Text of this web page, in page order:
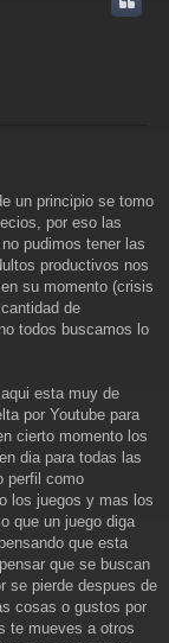
un principio se tomo
por eso las
pudimos tener las
productivos nos
su momento (crisis
de
todos buscamos lo
esta muy de
por Youtube para
cierto momento los
dia para todas las
perfil como
los juegos y mas los
que un juego diga
que esta
que se buscan
se pierde despues de
cosas o gustos por
te mueves a otros